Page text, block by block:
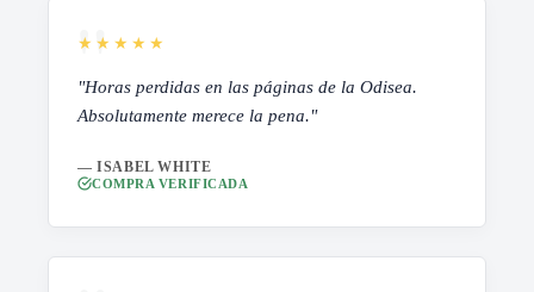
★★★★★
"Horas perdidas en las páginas de la Odisea.
Absolutamente merece la pena."
— ISABEL WHITE
COMPRA VERIFICADA